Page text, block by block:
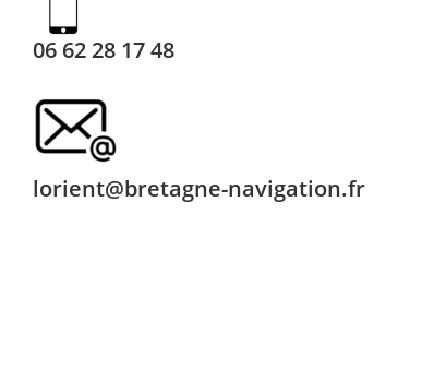
06 62 28 17 48
lorient@bretagne-navigation.fr